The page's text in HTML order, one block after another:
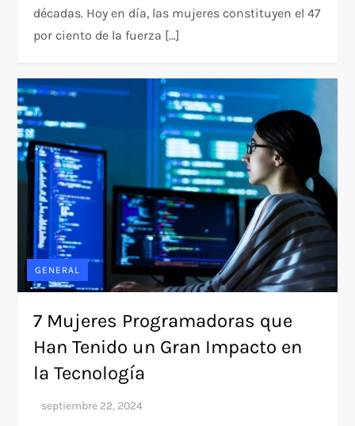
décadas. Hoy en día, las mujeres constituyen el 47
por ciento de la fuerza […]
GENERAL
7 Mujeres Programadoras que
Han Tenido un Gran Impacto en
la Tecnología